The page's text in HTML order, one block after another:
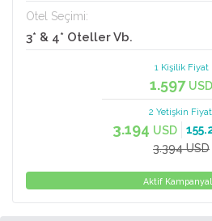
Otel Seçimi:
3* & 4* Oteller Vb.
1 Kişilik Fiyat
1.597 USD
2 Yetişkin
3.194 USD
3.394 USD
Aktif